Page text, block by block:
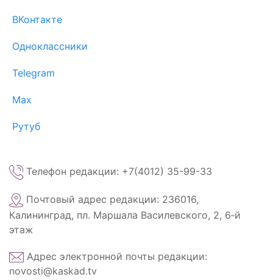
ВКонтакте
Одноклассники
Telegram
Max
Рутуб
Телефон редакции: +7(4012) 35-99-33
Почтовый адрес редакции: 236016,
Калининград, пл. Маршала Василевского, 2, 6‑й
этаж
Адрес электронной почты редакции:
novosti@kaskad.tv